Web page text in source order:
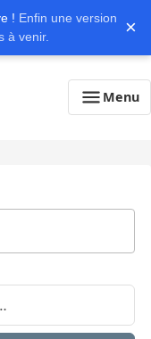
! Enfin une version
à venir.
×
Menu